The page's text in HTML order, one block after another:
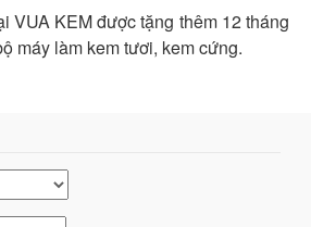
VUA KEM được tặng thêm 12 tháng
máy làm kem tươi, kem cứng.